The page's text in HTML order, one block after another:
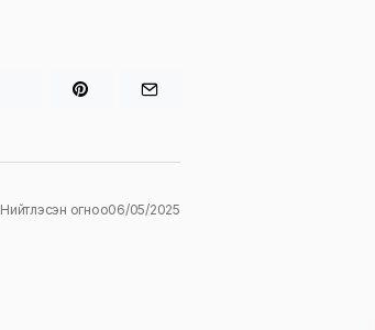
Нийтлэсэн огноо06/05/2025